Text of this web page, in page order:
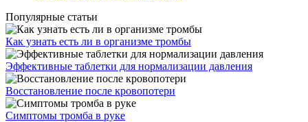
Популярные статьи
Как узнать есть ли в организме тромбы
Эффективные таблетки для нормализации давления
Восстановление после кровопотери
Симптомы тромба в руке